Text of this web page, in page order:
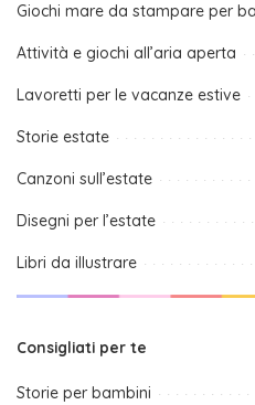
Giochi mare da stampare per
Attività e giochi all’aria aperta
Lavoretti per le vacanze estive
Storie estate
Canzoni sull’estate
Disegni per l’estate
Libri da illustrare
Consigliati per te
Storie per bambini